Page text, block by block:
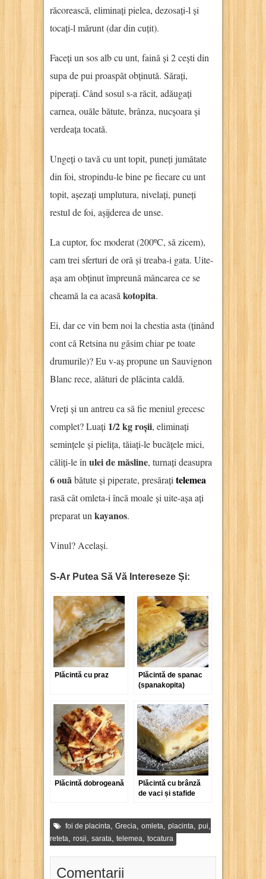
răcorească, eliminați pielea, dezosați-l și
tocați-l mărunt (dar din cuțit).
Faceți un sos alb cu unt, faină și 2 cești din
supa de pui proaspăt obținută. Sărați,
piperați. Când sosul s-a răcit, adăugați
carnea, ouăle bătute, brânza, nucșoara și
verdeața tocată.
Ungeți o tavă cu unt topit, puneți jumătate
din foi, stropindu-le bine pe fiecare cu unt
topit, așezați umplutura, nivelați, puneți
restul de foi, așijderea de unse.
La cuptor, foc moderat (200ºC, să zicem),
cam trei sferturi de oră și treaba-i gata. Uite-
așa am obținut împreună mâncarea ce se
cheamă la ea acasă kotopita.
Ei, dar ce vin bem noi la chestia asta (ținând
cont că Retsina nu găsim chiar pe toate
drumurile)? Eu v-aș propune un Sauvignon
Blanc rece, alături de plăcinta caldă.
Vreți și un antreu ca să fie meniul grecesc
complet? Luați 1/2 kg roșii, eliminați
semințele și pielița, tăiați-le bucățele mici,
căliți-le în ulei de măsline, turnați deasupra
6 ouăbătute și piperate, presărați telemea
rasă cât omleta-i încă moale și uite-așa ați
preparat un kayanos.
Vinul? Același.
S-Ar Putea Să Vă Intereseze Și:
Plăcintă cu praz
Plăcintă de spanac
(spanakopita)
Plăcintă dobrogeană
Plăcintă cu brânză
de vaci și stafide
foi de placinta Grecia omleta placinta pui
reteta rosii sarata telemea tocatura
Comentarii